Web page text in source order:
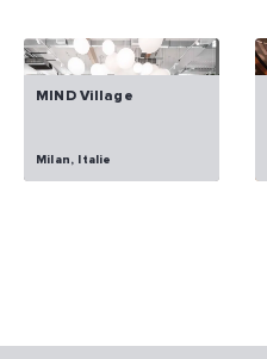
MIND Village
Milan, Italie